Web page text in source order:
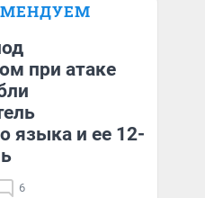
при атаке
языка и ее 12-
6